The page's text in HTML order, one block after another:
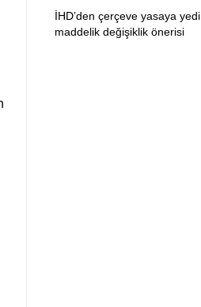
İHD’den çerçeve yasaya yedi
maddelik değişiklik önerisi